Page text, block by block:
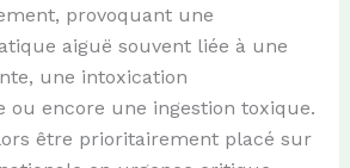
provoquant une
aiguë souvent liée à une
une intoxication
ou encore une ingestion toxique.
être prioritairement placé sur